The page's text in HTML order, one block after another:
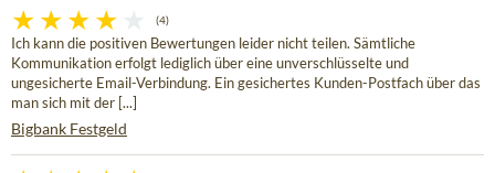
(4)
Ich kann die positiven Bewertungen leider nicht teilen. Sämtliche
Kommunikation erfolgt lediglich über eine unverschlüsselte und
ungesicherte Email-Verbindung. Ein gesichertes Kunden-Postfach über das
man sich mit der [...]
Bigbank Festgeld